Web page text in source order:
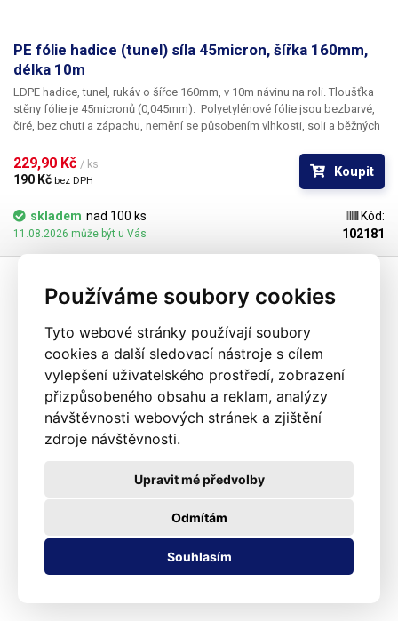
Používáme soubory cookies
Tyto webové stránky používají soubory
cookies a další sledovací nástroje s cílem
vylepšení uživatelského prostředí, zobrazení
přizpůsobeného obsahu a reklam, analýzy
návštěvnosti webových stránek a zjištění
zdroje návštěvnosti.
Souhlasím
Odmítám
Upravit mé předvolby
PE fólie hadice (tunel) síla 45micron, šířka 160mm,
délka 10m
LDPE hadice, tunel, rukáv o šířce 160mm, v 10m návinu na roli. Tloušťka
stěny fólie je 45micronů (0,045mm). ​Polyetylénové fólie jsou bezbarvé,
čiré, bez chuti a zápachu, nemění se působením vlhkosti, soli a běžných
odolné proti mrazu a vlhkosti. Fólie je vhodná pro výrobu pytlů, sáčků a
obalů jakéhokoliv zboží. PE fólie jsou zdravotně nezávadné, 100%
recyklovatelné a jsou vhodné i pro balení potravin (certifikát k
dispozici). Jako obalový prostředek splňují požadavky zákona č.
477/2001 Sb. (zákon o obalech). Ideální pro svařování všemi impulsními
svářečkami z naší nabídky. Cena je za roli 10 metrů. Materiál: LD-PE (Low
Density Polyethylen) Tloušťka materiálu: 45micron (0,045mm)*2 Šířka:
Fotografie je pouze ilustrativní
229,90 Kč / ks
190 Kč bez DPH
Koupit
skladem nad 100 ks
11.08.2026 může být u Vás
Kód:
102181